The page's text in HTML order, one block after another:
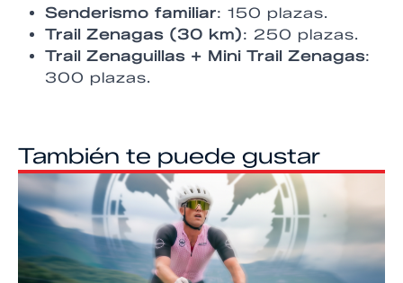
Senderismo familiar: 150 plazas.
Trail Zenagas (30 km): 250 plazas.
Trail Zenaguillas + Mini Trail Zenagas:
300 plazas.
También te puede gustar